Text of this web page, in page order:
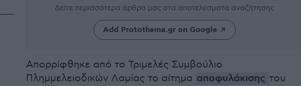
Δείτε περισσότερα άρθρα μας στα αποτελέσματα αναζήτησης
Add Protothema.gr on Google
Απορρίφθηκε από το Τριμελές Συμβούλιο
Πλημμελειοδικών Λαμίας το αίτημα αποφυλάκισης του